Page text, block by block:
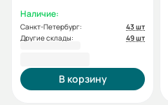
220 В
Наличие:
Санкт-Петербург:
43 шт
Другие склады:
49 шт
В корзину